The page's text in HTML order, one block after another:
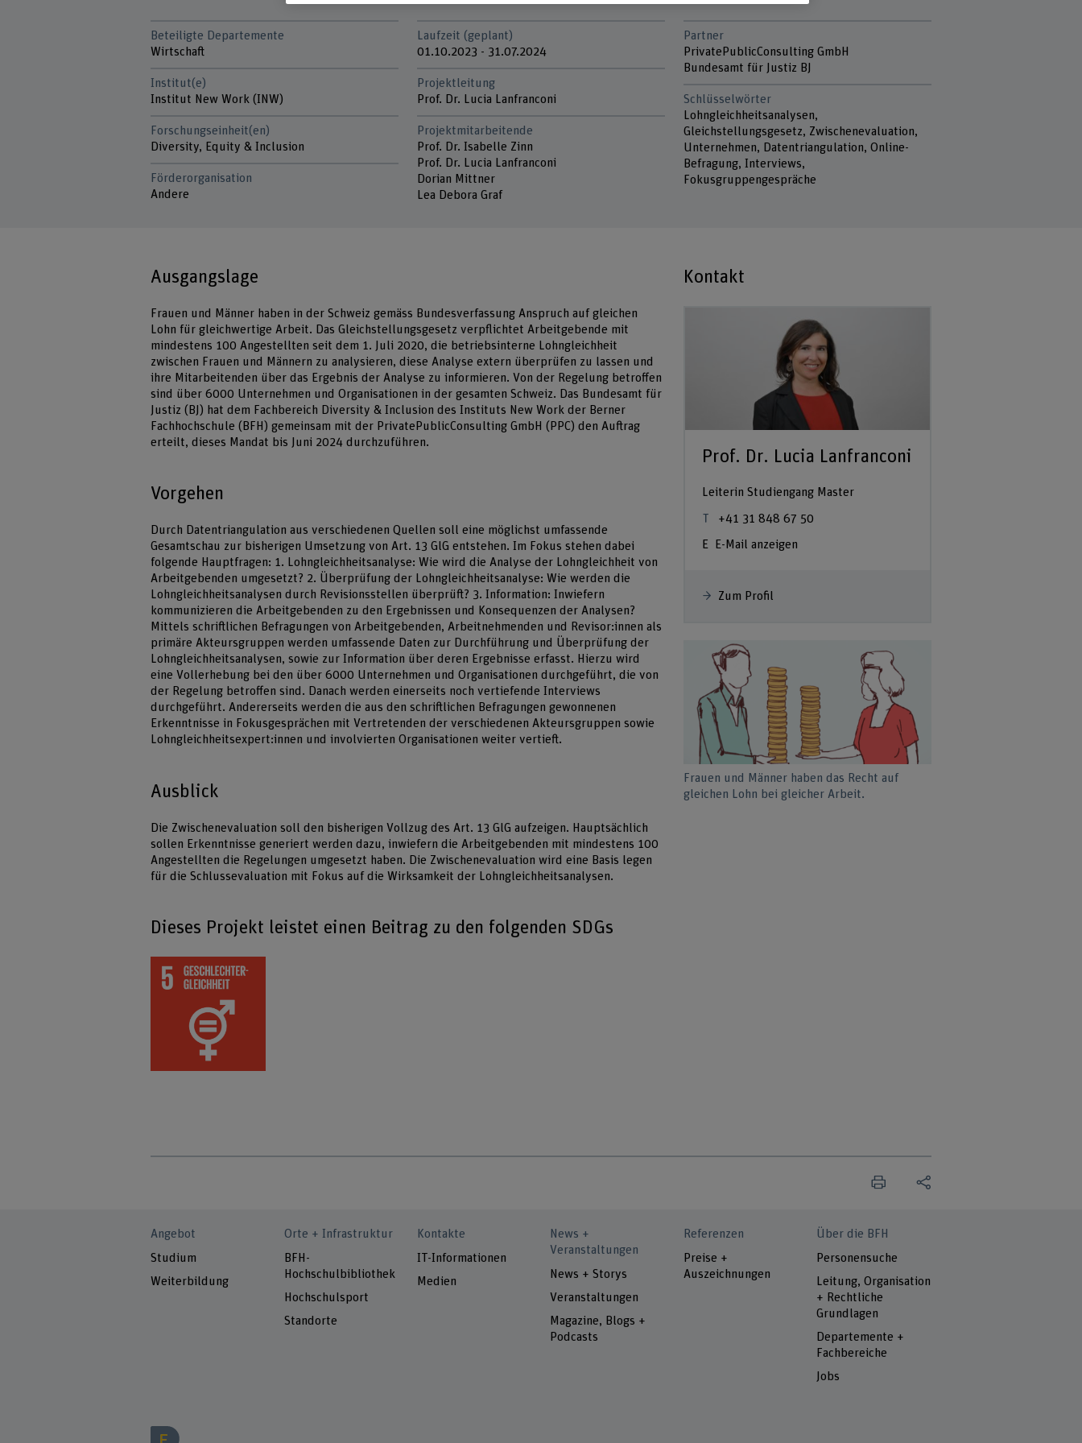
Beteiligte Departemente
Wirtschaft
Institut(e)
Institut New Work (INW)
Forschungseinheit(en)
Diversity, Equity & Inclusion
Förderorganisation
Andere
Laufzeit (geplant)
01.10.2023 - 31.07.2024
Projektleitung
Prof. Dr. Lucia Lanfranconi
Projektmitarbeitende
Prof. Dr. Isabelle Zinn
Prof. Dr. Lucia Lanfranconi
Dorian Mittner
Lea Debora Graf
Partner
PrivatePublicConsulting GmbH
Bundesamt für Justiz BJ
Schlüsselwörter
Lohngleichheitsanalysen,
Gleichstellungsgesetz, Zwischenevaluation,
Unternehmen, Datentriangulation, Online-
Befragung, Interviews,
Fokusgruppengespräche
Ausgangslage
Frauen und Männer haben in der Schweiz gemäss Bundesverfassung Anspruch auf gleichen
Lohn für gleichwertige Arbeit. Das Gleichstellungsgesetz verpflichtet Arbeitgebende mit
mindestens 100 Angestellten seit dem 1. Juli 2020, die betriebsinterne Lohngleichheit
zwischen Frauen und Männern zu analysieren, diese Analyse extern überprüfen zu lassen und
ihre Mitarbeitenden über das Ergebnis der Analyse zu informieren. Von der Regelung betroffen
sind über 6000 Unternehmen und Organisationen in der gesamten Schweiz. Das Bundesamt für
Justiz (BJ) hat dem Fachbereich Diversity & Inclusion des Instituts New Work der Berner
Fachhochschule (BFH) gemeinsam mit der PrivatePublicConsulting GmbH (PPC) den Auftrag
erteilt, dieses Mandat bis Juni 2024 durchzuführen.
Vorgehen
Durch Datentriangulation aus verschiedenen Quellen soll eine möglichst umfassende
Gesamtschau zur bisherigen Umsetzung von Art. 13 GlG entstehen. Im Fokus stehen dabei
folgende Hauptfragen: 1. Lohngleichheitsanalyse: Wie wird die Analyse der Lohngleichheit von
Arbeitgebenden umgesetzt? 2. Überprüfung der Lohngleichheitsanalyse: Wie werden die
Lohngleichheitsanalysen durch Revisionsstellen überprüft? 3. Information: Inwiefern
kommunizieren die Arbeitgebenden zu den Ergebnissen und Konsequenzen der Analysen?
Mittels schriftlichen Befragungen von Arbeitgebenden, Arbeitnehmenden und Revisor:innen als
primäre Akteursgruppen werden umfassende Daten zur Durchführung und Überprüfung der
Lohngleichheitsanalysen, sowie zur Information über deren Ergebnisse erfasst. Hierzu wird
eine Vollerhebung bei den über 6000 Unternehmen und Organisationen durchgeführt, die von
der Regelung betroffen sind. Danach werden einerseits noch vertiefende Interviews
durchgeführt. Andererseits werden die aus den schriftlichen Befragungen gewonnenen
Erkenntnisse in Fokusgesprächen mit Vertretenden der verschiedenen Akteursgruppen sowie
Lohngleichheitsexpert:innen und involvierten Organisationen weiter vertieft.
Ausblick
Die Zwischenevaluation soll den bisherigen Vollzug des Art. 13 GlG aufzeigen. Hauptsächlich
sollen Erkenntnisse generiert werden dazu, inwiefern die Arbeitgebenden mit mindestens 100
Angestellten die Regelungen umgesetzt haben. Die Zwischenevaluation wird eine Basis legen
für die Schlussevaluation mit Fokus auf die Wirksamkeit der Lohngleichheitsanalysen.
Kontakt
Prof. Dr. Lucia Lanfranconi
Leiterin Studiengang Master
+41 31 848 67 50
E-Mail anzeigen
Zum Profil
Frauen und Männer haben das Recht auf
gleichen Lohn bei gleicher Arbeit.
Dieses Projekt leistet einen Beitrag zu den folgenden SDGs
Angebot
Studium
Weiterbildung
Orte + Infrastruktur
BFH-
Hochschulbibliothek
Hochschulsport
Standorte
Kontakte
IT-Informationen
Medien
News +
Veranstaltungen
News + Storys
Veranstaltungen
Magazine, Blogs +
Podcasts
Referenzen
Preise +
Auszeichnungen
Über die BFH
Personensuche
Leitung, Organisation
+ Rechtliche
Grundlagen
Departemente +
Fachbereiche
Jobs